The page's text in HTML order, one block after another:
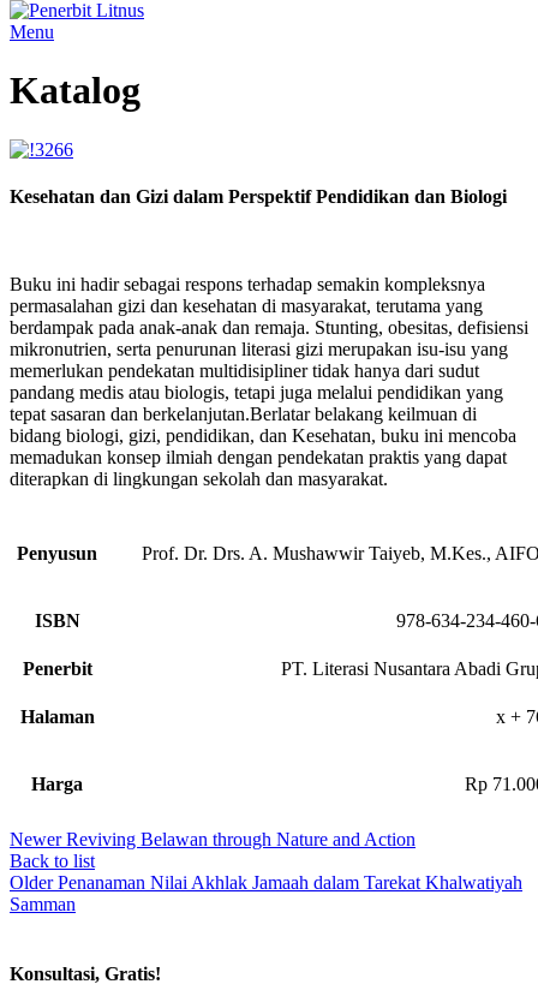
Menu
Katalog
Kesehatan dan Gizi dalam Perspektif Pendidikan dan Biologi
Buku ini hadir sebagai respons terhadap semakin kompleksnya
permasalahan gizi dan kesehatan di masyarakat, terutama yang
berdampak pada anak-anak dan remaja. Stunting, obesitas, defisiensi
mikronutrien, serta penurunan literasi gizi merupakan isu-isu yang
memerlukan pendekatan multidisipliner tidak hanya dari sudut
pandang medis atau biologis, tetapi juga melalui pendidikan yang
tepat sasaran dan berkelanjutan.Berlatar belakang keilmuan di
bidang biologi, gizi, pendidikan, dan Kesehatan, buku ini mencoba
memadukan konsep ilmiah dengan pendekatan praktis yang dapat
diterapkan di lingkungan sekolah dan masyarakat.
Penyusun Prof. Dr. Drs. A. Mushawwir Taiyeb, M.Kes.,
ISBN 978-634-234-
Penerbit PT. Literasi Nusantara Abadi
Halaman x +
Harga Rp
Newer Reviving Belawan through Nature and Action
Back to list
Older Penanaman Nilai Akhlak Jamaah dalam Tarekat Khalwatiyah
Samman
Konsultasi, Gratis!